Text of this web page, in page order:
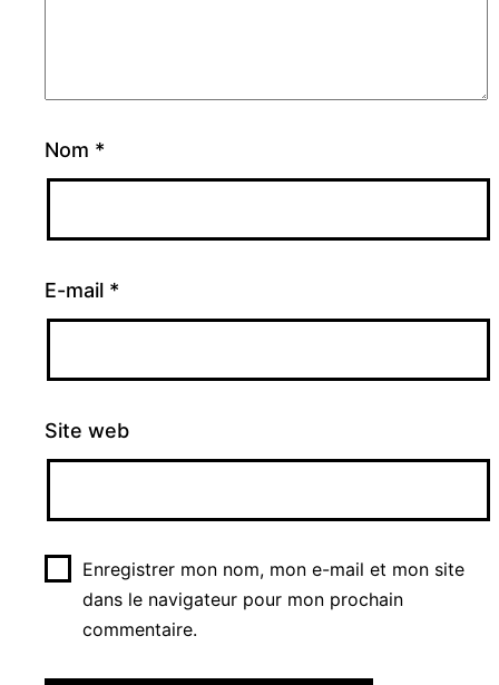
Nom *
E-mail *
Site web
Enregistrer mon nom, mon e-mail et mon site
dans le navigateur pour mon prochain
commentaire.